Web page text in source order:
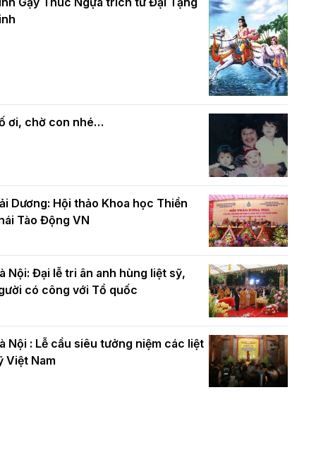
mừng Đại lễ Phật đản PL.2570 –
mùa Phật đản PL.2570
Phật giáo chính tín Phần 7: Luật nhân
quả
ơi, chờ con nhé…
Dương: Hội thảo Khoa học Thiền
Tào Động VN
Nội: Đại lễ tri ân anh hùng liệt sỹ,
có công với Tổ quốc
Nội : Lễ cầu siêu tưởng niệm các liệt
Việt Nam